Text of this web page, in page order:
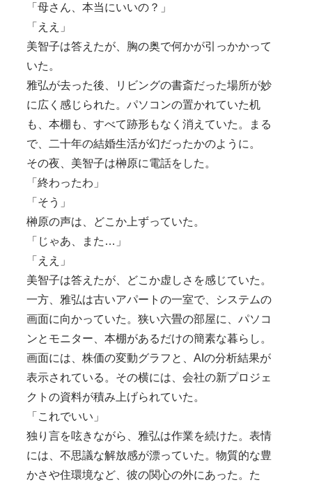
「母さん、本当にいいの？」
「ええ」
美智子は答えたが、胸の奥で何かが引っかかって
いた。
雅弘が去った後、リビングの書斎だった場所が妙
に広く感じられた。パソコンの置かれていた机
も、本棚も、すべて跡形もなく消えていた。まる
で、二十年の結婚生活が幻だったかのように。
その夜、美智子は榊原に電話をした。
「終わったわ」
「そう」
榊原の声は、どこか上ずっていた。
「じゃあ、また…」
「ええ」
美智子は答えたが、どこか虚しさを感じていた。
一方、雅弘は古いアパートの一室で、システムの
画面に向かっていた。狭い六畳の部屋に、パソコ
ンとモニター、本棚があるだけの簡素な暮らし。
画面には、株価の変動グラフと、AIの分析結果が
表示されている。その横には、会社の新プロジェ
クトの資料が積み上げられていた。
「これでいい」
独り言を呟きながら、雅弘は作業を続けた。表情
には、不思議な解放感が漂っていた。物質的な豊
かさや住環境など、彼の関心の外にあった。た